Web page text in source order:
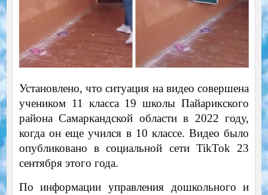
Установлено, что ситуация на видео совершена
учеником 11 класса 19 школы Пайарикского
района Самаркандской области в 2022 году,
когда он еще учился в 10 классе. Видео было
опубликовано в социальной сети TikTok 23
сентября этого года.
По информации управления дошкольного и